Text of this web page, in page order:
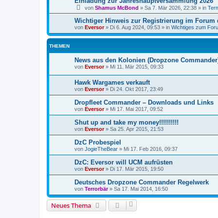
von Shamus McBond » Sa 7. Mär 2026, 22:38 » in
Wichtiger Hinweis zur Registrierung im Forum
von Eversor» Di 6. Aug 2024, 09:53 » in Wichtiges zum
THEMEN
News aus den Kolonien (Dropzone
von Eversor» Mi 11. Mär 2015, 09:33
Hawk Wargames verkauft
von Eversor» Di 24. Okt 2017, 23:49
Dropfleet Commander – Downloads und Links
von Eversor» Mi 17. Mai 2017, 09:52
Shut up and take my money!!!!!!!!!!
von Eversor» Sa 25. Apr 2015, 21:53
DzC Probespiel
von JogieTheBear » Mi 17. Feb 2016, 09:37
DzC: Eversor will UCM aufrüsten
von Eversor» Di 17. Mär 2015, 19:50
Deutsches Dropzone Commander Regelwerk
von Terrorbär» Sa 17. Mai 2014, 16:50
Neues Thema